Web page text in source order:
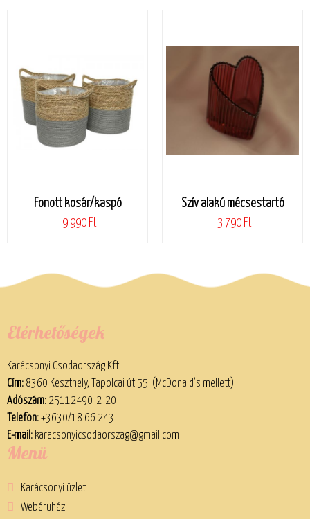
Fonott kosár/kaspó
9.990 Ft
Szív alakú mécsestartó
3.790 Ft
Elérhetőségek
Karácsonyi Csodaország Kft.
Cím:8360 Keszthely, Tapolcai út 55. (McDonald’s mellett)
Adószám:25112490-2-20
Telefon:+3630/18 66 243
E-mail: karacsonyicsodaorszag@gmail.com
Menü
Karácsonyi üzlet
Webáruház